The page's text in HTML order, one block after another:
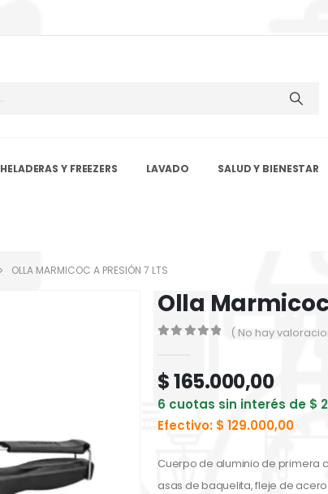
HELADERAS Y FREEZERS LAVADO SALUD Y BIENESTAR
OLLA MARMICOC A PRESIÓN 7 LTS
Olla
( No hay
$165.000,00
6 cuotas sin interés de $
Efectivo: $ 129.000,00
Cuerpo de aluminio de primera
asas de baquelita, fleje de acero